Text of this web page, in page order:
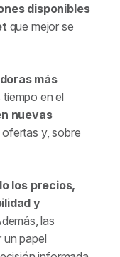
disponibles
que mejor se
más
en el
nuevas
y, sobre
los precios,
y
las
un papel